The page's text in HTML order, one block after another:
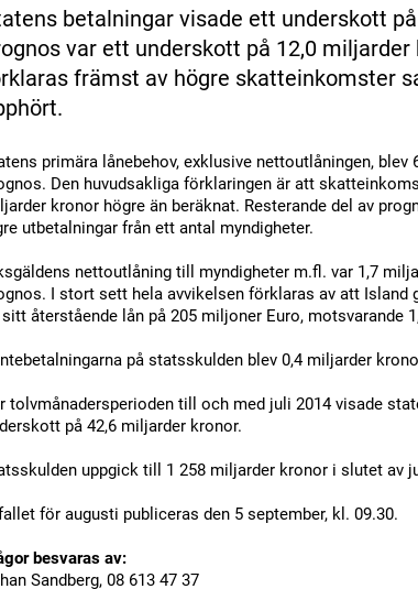
betalningar visade ett underskott
var ett underskott på 12,0
främst av högre skatteinkomster
primära lånebehov, exklusive nettoutlåningen, blev
Den huvudsakliga förklaringen är att
kronor högre än beräknat. Resterande del av
utbetalningar från ett antal myndigheter.
nettoutlåning till myndigheter m.fl. var 1,7
I stort sett hela avvikelsen förklaras av att Island
återstående lån på 205 miljoner Euro, motsvarande
på statsskulden blev 0,4 miljarder
tolvmånadersperioden till och med juli 2014 visade
på 42,6 miljarder kronor.
uppgick till 1 258 miljarder kronor i slutet av
för augusti publiceras den 5 september, kl. 09.30.
besvaras av:
Sandberg, 08 613 47 37